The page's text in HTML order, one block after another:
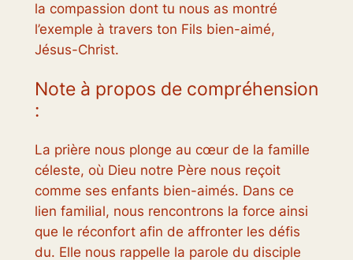
la compassion dont tu nous as montré
l’exemple à travers ton Fils bien-aimé,
Jésus-Christ.
Note à propos de compréhension
:
La prière nous plonge au cœur de la famille
céleste, où Dieu notre Père nous reçoit
comme ses enfants bien-aimés. Dans ce
lien familial, nous rencontrons la force ainsi
que le réconfort afin de affronter les défis
du. Elle nous rappelle la parole du disciple